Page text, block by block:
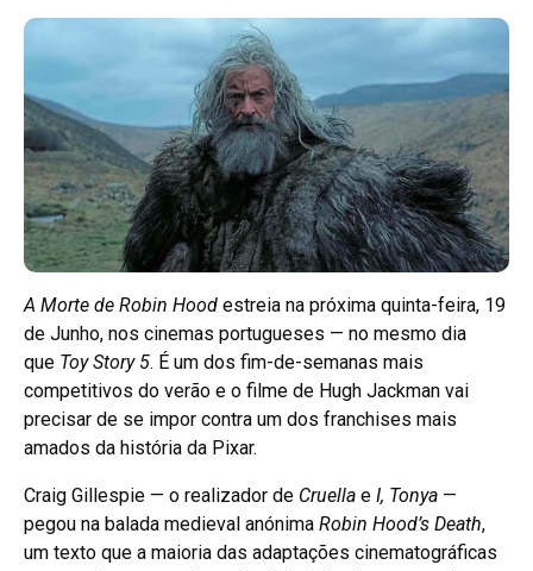
A Morte de Robin Hood estreia na próxima quinta-feira, 19
de Junho, nos cinemas portugueses — no mesmo dia
que Toy Story 5. É um dos fim-de-semanas mais
competitivos do verão e o filme de Hugh Jackman vai
precisar de se impor contra um dos franchises mais
amados da história da Pixar.
Craig Gillespie — o realizador de Cruella e I, Tonya —
pegou na balada medieval anónima Robin Hood’s Death,
um texto que a maioria das adaptações cinematográficas